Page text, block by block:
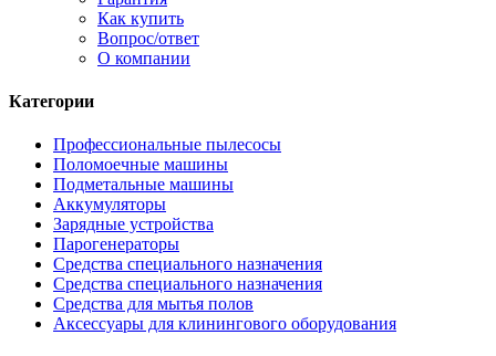
Как купить
Вопрос/ответ
О компании
Категории
Профессиональные пылесосы
Поломоечные машины
Подметальные машины
Аккумуляторы
Зарядные устройства
Парогенераторы
Средства специального назначения
Средства специального назначения
Средства для мытья полов
Аксессуары для клинингового оборудования